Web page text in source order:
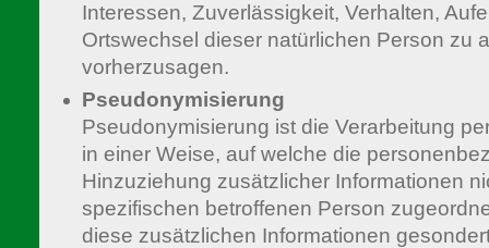
Interessen, Zuverlässigkeit, Verhalten,
Ortswechsel dieser natürlichen Person zu
vorherzusagen.
Pseudonymisierung
Pseudonymisierung ist die Verarbeitung
in einer Weise, auf welche die
Hinzuziehung zusätzlicher Informationen
spezifischen betroffenen Person
diese zusätzlichen Informationen